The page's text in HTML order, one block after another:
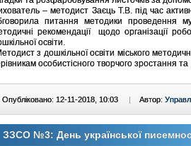
– методист Заєць Т.В. під час
питання методики проведення
рекомендації щодо організації
освіти.
з дошкільної освіти міського
особистісного творчого зростання та
Опубліковано: 12-11-2018, 10:03 | Автор:
ЗЗСО №3: День української